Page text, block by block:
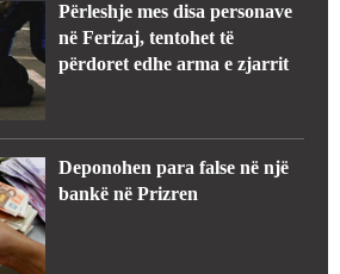
Përleshje mes disa personave
në Ferizaj, tentohet të
përdoret edhe arma e zjarrit
Deponohen para false në një
bankë në Prizren